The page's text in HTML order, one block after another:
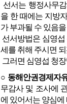
선서는 행정사무
을 한 때에는 지방
가 부과될 수 있음
선서방법은 심영
세를 취해 주시면
그러면 심영섭 청
○ 동해안권경제자
무감사 및 조사에
에 있어서는 양심에